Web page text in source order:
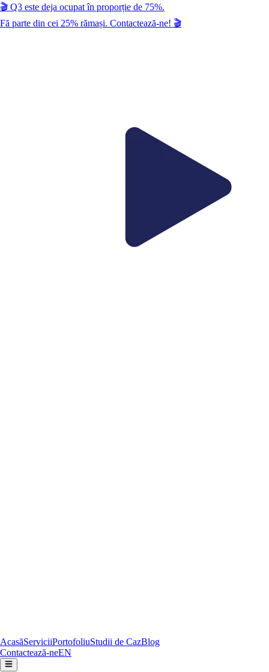
🎬 Q3 este deja ocupat în proporție de 75%.
Fă parte din cei 25% rămași. Contactează-ne! 🎬
AcasăServiciiPortofoliuStudii de CazBlog
Contactează-neEN